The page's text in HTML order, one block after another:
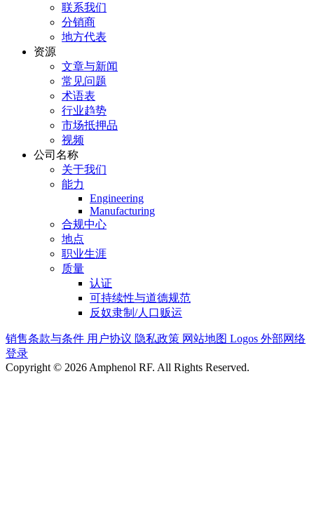
联系我们
分销商
地方代表
资源
文章与新闻
常见问题
术语表
行业趋势
市场抵押品
视频
公司名称
关于我们
能力
Engineering
Manufacturing
合规中心
地点
职业生涯
质量
认证
可持续性与道德规范
反奴隶制/人口贩运
销售条款与条件 用户协议 隐私政策 网站地图 Logos 外部网络
登录
Copyright © 2026 Amphenol RF. All Rights Reserved.